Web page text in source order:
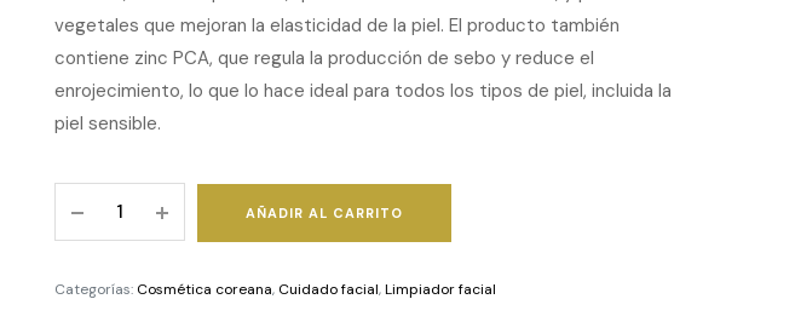
vegetales que mejoran la elasticidad de la piel. El producto también
contiene zinc PCA, que regula la producción de sebo y reduce el
enrojecimiento, lo que lo hace ideal para todos los tipos de piel, incluida la
piel sensible.
Hyaluronic
Hydrating
AÑADIR AL CARRITO
Categorías: Cosmética coreana, Cuidado facial,Limpiador facial